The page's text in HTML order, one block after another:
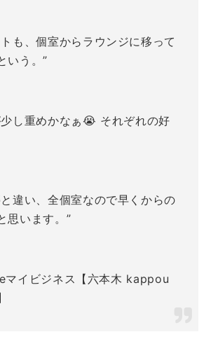
も、個室からラウンジに移って
いう。”
し重めかなぁ😭 それぞれの好
違い、全個室なので早くからの
思います。”
マイビジネス【六本木 kappou